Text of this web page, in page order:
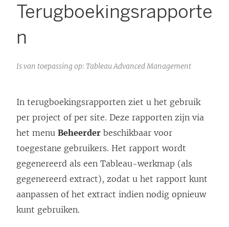
Terugboekingsrapporte
n
Is van toepassing op: Tableau Advanced Management
In terugboekingsrapporten ziet u het gebruik
per project of per site. Deze rapporten zijn via
het menu Beheerder beschikbaar voor
toegestane gebruikers. Het rapport wordt
gegenereerd als een Tableau-werkmap (als
gegenereerd extract), zodat u het rapport kunt
aanpassen of het extract indien nodig opnieuw
kunt gebruiken.